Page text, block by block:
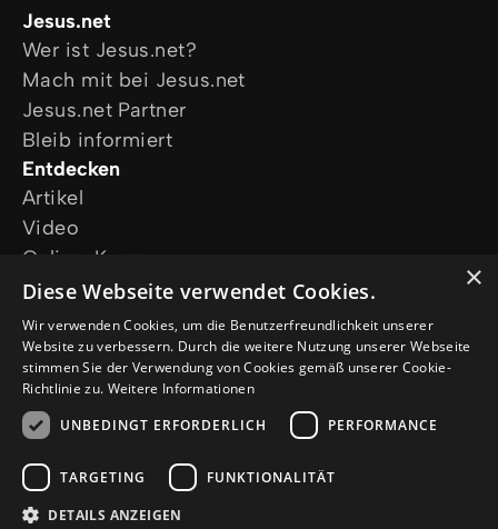
Jesus.net
Wer ist Jesus.net?
Mach mit bei Jesus.net
Jesus.net Partner
Bleib informiert
Entdecken
Artikel
Video
Online-Kurse
Unsere Projekte
Ich wünsche mir Gebet
Ich habe eine Frage
Folge uns
×
Diese Webseite verwendet Cookies.
Wir verwenden Cookies, um die Benutzerfreundlichkeit unserer
Website zu verbessern. Durch die weitere Nutzung unserer Webseite
stimmen Sie der Verwendung von Cookies gemäß unserer Cookie-
Richtlinie zu. Weitere Informationen
UNBEDINGT ERFORDERLICH
PERFORMANCE
TARGETING FUNKTIONALITÄT
DETAILS ANZEIGEN